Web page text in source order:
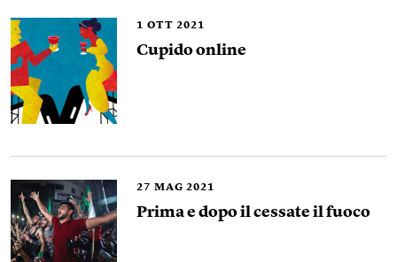
1 OTT 2021
Cupido online
27 MAG 2021
Prima e dopo il cessate il fuoco